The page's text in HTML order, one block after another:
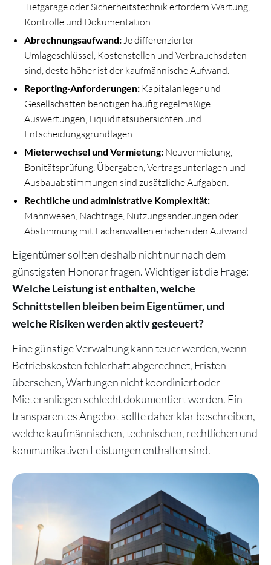
Tiefgarage oder Sicherheitstechnik erfordern Wartung,
Kontrolle und Dokumentation.
Abrechnungsaufwand:Je differenzierter
Umlageschlüssel, Kostenstellen und Verbrauchsdaten
sind, desto höher ist der kaufmännische Aufwand.
Reporting-Anforderungen: Kapitalanleger und
Gesellschaften benötigen häufig regelmäßige
Auswertungen, Liquiditätsübersichten und
Entscheidungsgrundlagen.
Mieterwechsel und Vermietung: Neuvermietung,
Bonitätsprüfung, Übergaben, Vertragsunterlagen und
Ausbauabstimmungen sind zusätzliche Aufgaben.
Rechtliche und administrative Komplexität:
Mahnwesen, Nachträge, Nutzungsänderungen oder
Abstimmung mit Fachanwälten erhöhen den Aufwand.
Eigentümer sollten deshalb nicht nur nach dem
günstigsten Honorar fragen. Wichtiger ist die Frage:
Welche Leistung ist enthalten, welche
Schnittstellen bleiben beim Eigentümer, und
welche Risiken werden aktiv gesteuert?
Eine günstige Verwaltung kann teuer werden, wenn
Betriebskosten fehlerhaft abgerechnet, Fristen
übersehen, Wartungen nicht koordiniert oder
Mieteranliegen schlecht dokumentiert werden. Ein
transparentes Angebot sollte daher klar beschreiben,
welche kaufmännischen, technischen, rechtlichen und
kommunikativen Leistungen enthalten sind.